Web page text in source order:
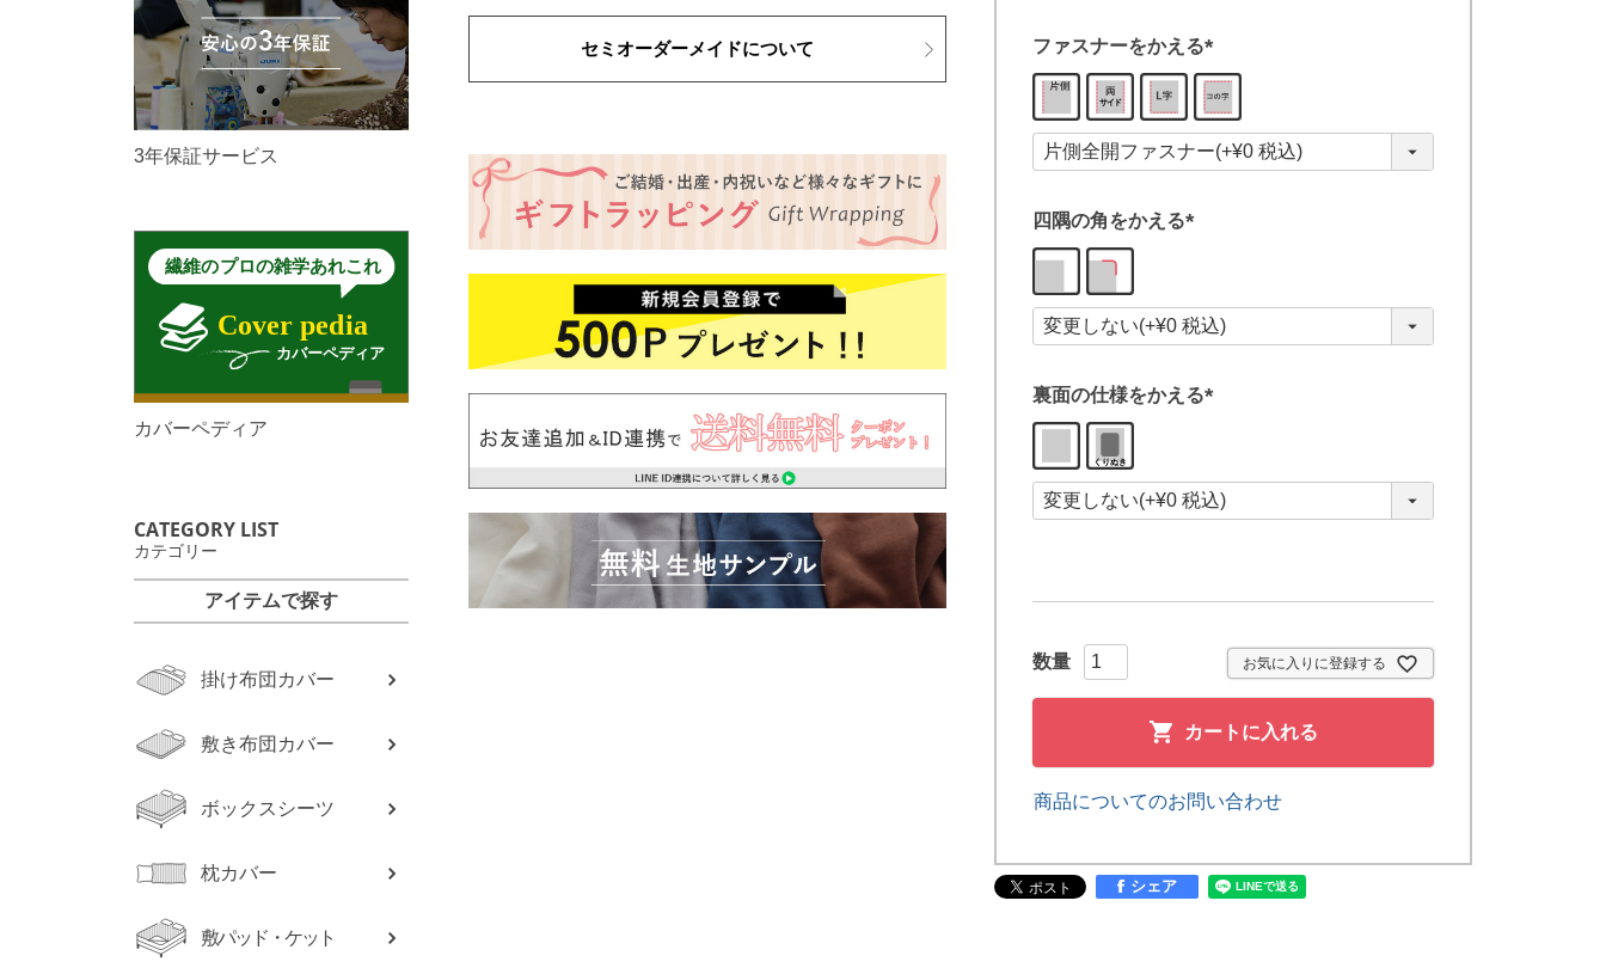
3年保証サービス
カバーペディア
CATEGORY LIST
カテゴリー
アイテムで探す
掛け布団カバー
敷き布団カバー
ボックスシーツ
枕カバー
敷パッド・ケット
セミオーダーメイドについて
お気に入りに登録する
カートに入れる
ファスナーをかえる
(
必
須
四隅の角をかえる
須
)
裏面の仕様をかえる
須
)
商品についてのお問い合わせ
シェア